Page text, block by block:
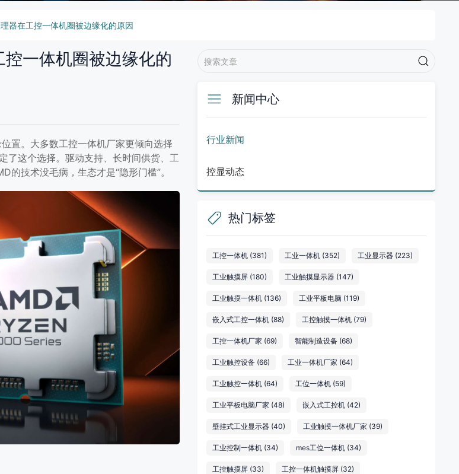
在工
置。大多数
问题，而 […]
器在工控一体机圈被边缘化的原因
一体机圈被边缘化的
置。大多数工控一体机厂家更倾向选择
了这个选择。驱动支持、长时间供货、工
技术没毛病，生态才是“隐形门槛”。
新闻中心
行业新闻
控显动态
热门标签
工控一体机(381) 工业一体机(352) 工业显示器(223)
工业触摸屏(180) 工业触摸显示器(147)
工业触摸一体机(136) 工业平板电脑 (119)
嵌入式工控一体机(88) 工控触摸一体机(79)
工控一体机厂家 (69) 智能制造设备(68)
工业触控设备(66) 工业一体机厂家 (64)
工业触控一体机(64) 工位一体机(59)
工业平板电脑厂家 (48) 嵌入式工控机(42)
壁挂式工业显示器(40) 工业触摸一体机厂家 (39)
工业控制一体机(34) mes工位一体机(34)
工控触摸屏(33) 工控一体机触摸屏(32)